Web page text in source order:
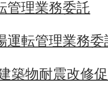
管理業務委託
運転管理業務委
築物耐震改修